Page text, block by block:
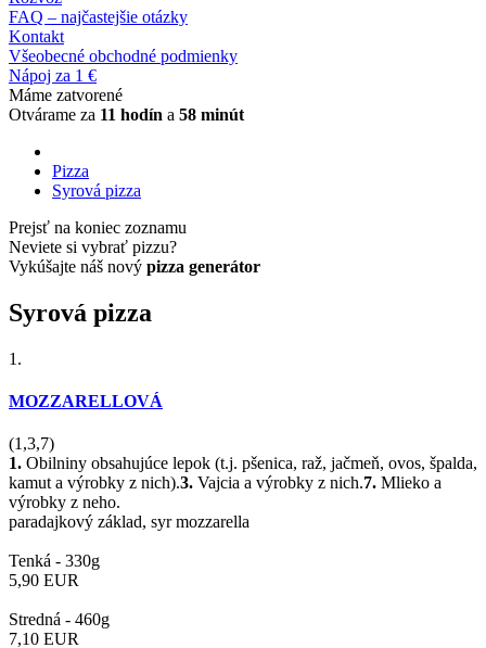
FAQ – najčastejšie otázky
Kontakt
Všeobecné obchodné podmienky
Nápoj za 1 €
Máme zatvorené
Otvárame za 11 hodín a 58 minút
Pizza
Syrová pizza
Prejsť na koniec zoznamu
Neviete si vybrať pizzu?
Vykúšajte náš nový pizza generátor
Syrová pizza
1.
MOZZARELLOVÁ
(1,3,7)
1. Obilniny obsahujúce lepok (t.j. pšenica, raž, jačmeň, ovos, špalda,
kamut a výrobky z nich).3. Vajcia a výrobky z nich.7. Mlieko a
výrobky z neho.
paradajkový základ, syr mozzarella
Tenká - 330g
5,90 EUR
Stredná - 460g
7,10 EUR